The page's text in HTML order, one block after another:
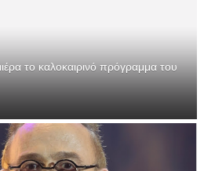
το καλοκαιρινό πρόγραμμα του